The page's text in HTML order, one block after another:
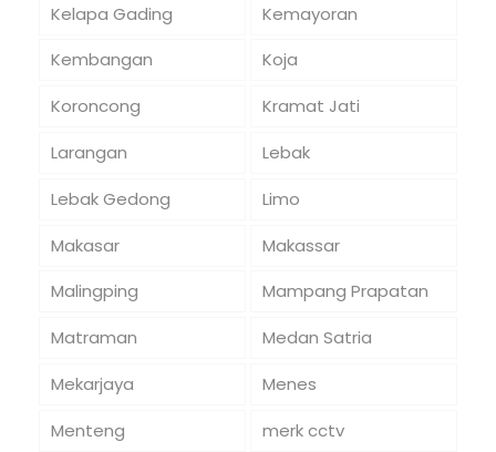
Kelapa Gading
Kemayoran
Kembangan
Koja
Koroncong
Kramat Jati
Larangan
Lebak
Lebak Gedong
Limo
Makasar
Makassar
Malingping
Mampang Prapatan
Matraman
Medan Satria
Mekarjaya
Menes
Menteng
merk cctv